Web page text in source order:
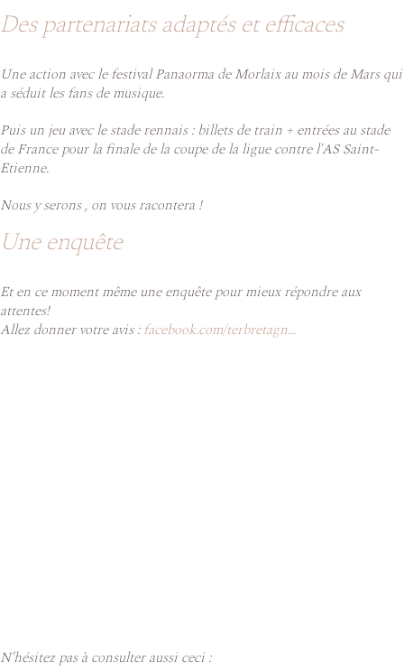
Des partenariats adaptés et efficaces
Une action avec le festival Panaorma de Morlaix au mois de Mars qui
a séduit les fans de musique.
Puis un jeu avec le stade rennais : billets de train + entrées au stade
de France pour la finale de la coupe de la ligue contre l'AS Saint-
Etienne.
Nous y serons , on vous racontera !
Une enquête
Et en ce moment même une enquête pour mieux répondre aux
attentes!
Allez donner votre avis :facebook.com/terbretagn...
N'hésitez pas à consulter aussi ceci :